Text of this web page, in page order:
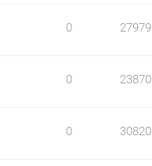
0 27979
0 23870
0 30820